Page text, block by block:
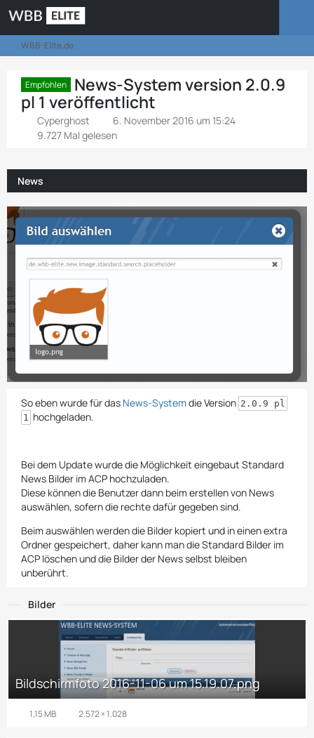
WBB-Elite.de
Empfohlen News-System version 2.0.9
pl 1 veröffentlicht
Cyperghost
6. November 2016 um 15:24
9.727 Mal gelesen
News
So eben wurde für das News-System die Version 2.0.9 pl
1 hochgeladen.
Bei dem Update wurde die Möglichkeit eingebaut Standard
News Bilder im ACP hochzuladen.
Diese können die Benutzer dann beim erstellen von News
auswählen, sofern die rechte dafür gegeben sind.
Beim auswählen werden die Bilder kopiert und in einen extra
Ordner gespeichert, daher kann man die Standard Bilder im
ACP löschen und die Bilder der News selbst bleiben
unberührt.
Bilder
Bildschirmfoto 2016-11-06 um 15.19.07.png
1,15 MB 2.572 × 1.028